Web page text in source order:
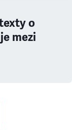
o
mezi